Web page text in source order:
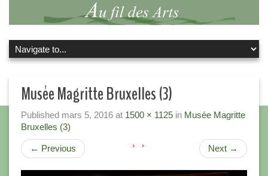
Musée Magritte Bruxelles (3)
Published mars 5, 2016 at 1500 × 1125 in Musée Magritte
Bruxelles (3)
← Previous Next →